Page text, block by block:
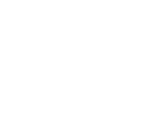
nghiệp của nhiều hãng nổi tiếng trên